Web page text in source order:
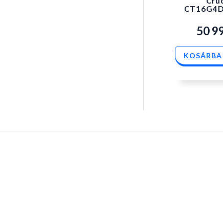
50